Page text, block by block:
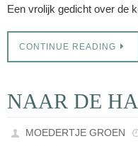
Een vrolijk gedicht over de
CONTINUE READING
NAAR DE
MOEDERTJE GROEN